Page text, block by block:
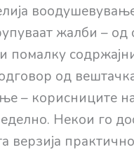
жалби –
помалку
од
– корисниците
Некои го
верзија